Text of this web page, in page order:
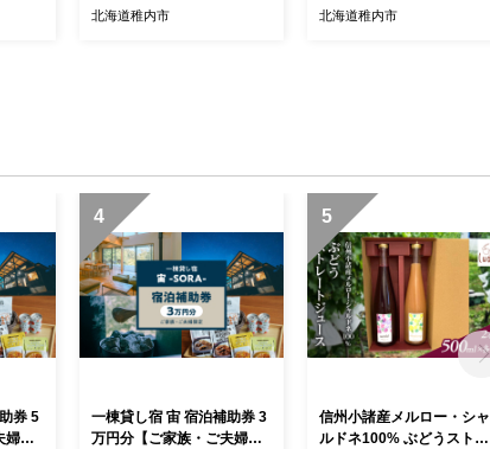
のごはん 無添加 狩人の匠
北海道稚内市
ん 無添加 狩人の匠
北海道稚内市
券 5
婦限
4
一棟貸し宿 宙 宿泊補助券 3
万円分【ご家族・ご夫婦限
5
信州小諸産メルロー・シャ
ルドネ100% ぶどうストレ